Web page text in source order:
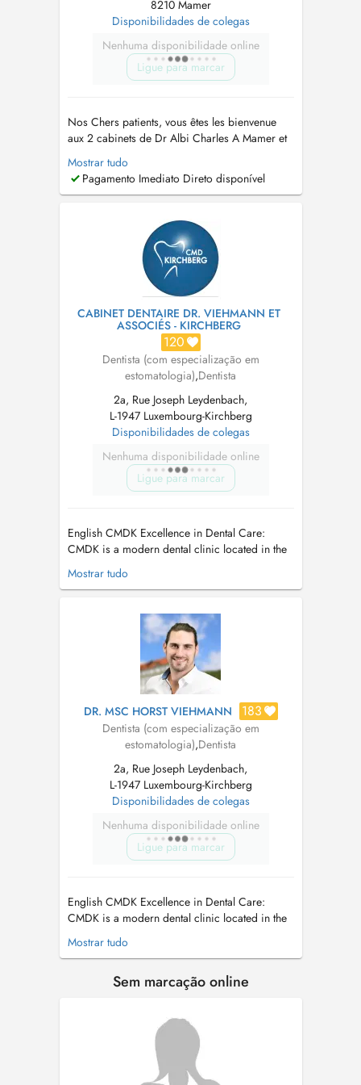
8210 Mamer
Disponibilidades de colegas
Nenhuma disponibilidade online
Ligue para marcar
Nos Chers patients, vous êtes les bienvenue
aux 2 cabinets de Dr Albi Charles A Mamer et
Schifflange . Nous sommes ouverts du lundi au
vendredi de 10h à 18h30. N'hésitez pas à nous
appeler au +352 661 777 233 pour toute
sommes impatients de vous rencont...
Mostrar tudo
Pagamento Imediato Direto disponível
CABINET DENTAIRE DR. VIEHMANN ET
ASSOCIÉS - KIRCHBERG
120
Dentista (com especialização em
estomatologia),Dentista
2a, Rue Joseph Leydenbach,
L-1947 Luxembourg-Kirchberg
Disponibilidades de colegas
Nenhuma disponibilidade online
Ligue para marcar
English CMDK Excellence in Dental Care:
CMDK is a modern dental clinic located in the
heart of Kirchberg, Luxembourg, combining
advanced dentistry with personalized patient
precision, empathy, and state-of-the-art
technology. We provide a full ra...
Mostrar tudo
DR. MSC HORST VIEHMANN 183
Dentista (com especialização em
estomatologia),Dentista
2a, Rue Joseph Leydenbach,
L-1947 Luxembourg-Kirchberg
Disponibilidades de colegas
Nenhuma disponibilidade online
Ligue para marcar
English CMDK Excellence in Dental Care:
CMDK is a modern dental clinic located in the
heart of Kirchberg, Luxembourg, combining
advanced dentistry with personalized patient
precision, empathy, and state-of-the-art
Mostrar tudo
Sem marcação online